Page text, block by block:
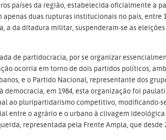
países da região, estabelecida oficialmente a
duas rupturas institucionais no país, entre
a da ditadura militar, suspenderam-se as
de partidocracia, por se organizar
ocorria em torno de dois partidos políticos,
e o Partido Nacional, representante dos
democracia, em 1984, esta organização foi
ao pluripartidarismo competitivo, modificando-
entre o agrário e o urbano à clivagem ideológica
representada pela Frente Ampla, que desde